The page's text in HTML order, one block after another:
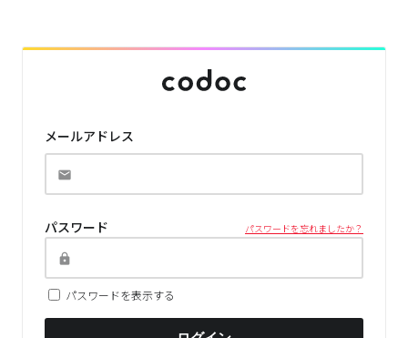
メールアドレス
パスワード パスワードを忘れましたか？
パスワードを表示する